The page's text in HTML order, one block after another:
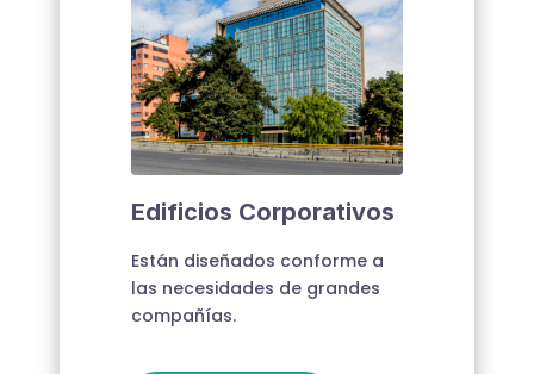
Edificios Corporativos
Están diseñados conforme a
las necesidades de grandes
compañías.